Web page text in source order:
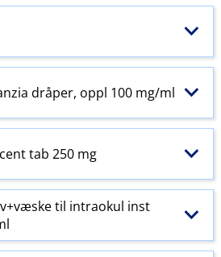
dråper, oppl 100 mg/ml
tab 250 mg
til intraokul inst